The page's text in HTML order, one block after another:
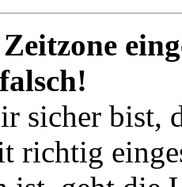
sicher bist,
richtig